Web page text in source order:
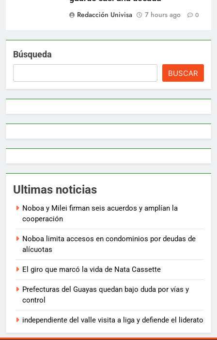
Redacción Univisa
7 hours ago 0
Búsqueda
BUSCAR
Ultimas noticias
Noboa y Milei firman seis acuerdos y amplían la
cooperación
Noboa limita accesos en condominios por deudas de
alícuotas
El giro que marcó la vida de Nata Cassette
Prefecturas del Guayas quedan bajo duda por vías y
control
independiente del valle visita a liga y defiende el liderato